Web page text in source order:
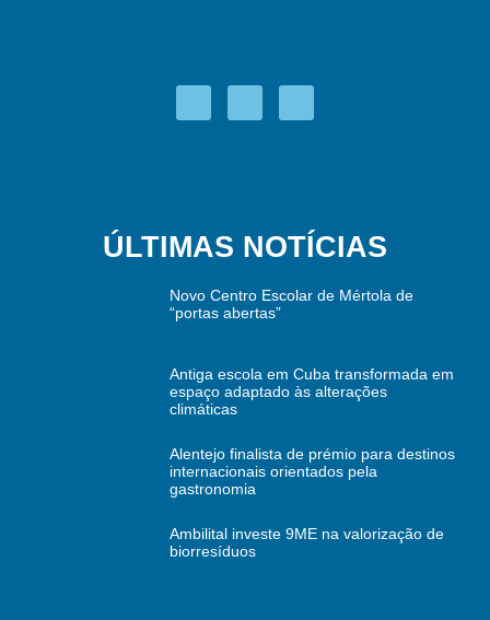
ÚLTIMAS NOTÍCIAS
Novo Centro Escolar de Mértola de
“portas abertas”
Antiga escola em Cuba transformada em
espaço adaptado às alterações
climáticas
Alentejo finalista de prémio para destinos
internacionais orientados pela
gastronomia
Ambilital investe 9ME na valorização de
biorresíduos